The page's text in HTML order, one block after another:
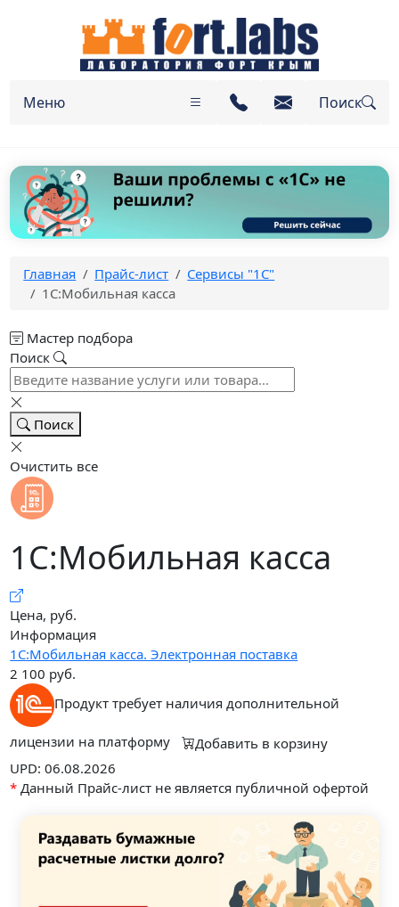
Меню Поиск
Главная Прайс-лист
Сервисы "1С"
1С:Мобильная касса
Мастер подбора
Поиск
Поиск
Очистить все
1С:Мобильная касса
Цена, руб.
Информация
1С:Мобильная касса. Электронная поставка
2 100 руб.
Продукт требует наличия дополнительной
лицензии на платформу
Добавить в корзину
UPD: 06.08.2026
* Данный Прайс-лист не является публичной офертой